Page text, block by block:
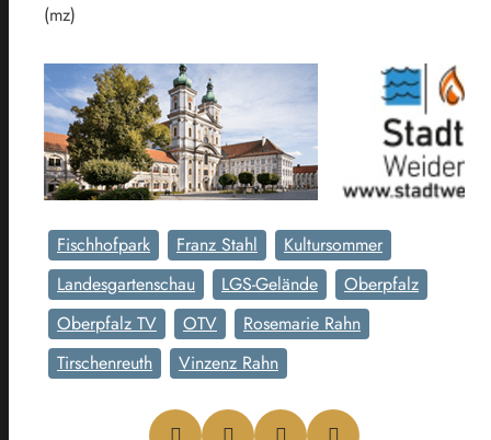
(mz)
Fischhofpark Franz Stahl
Kultursommer
Landesgartenschau
LGS-Gelände
Oberpfalz
Oberpfalz TV
OTV
Rosemarie Rahn
Tirschenreuth
Vinzenz Rahn